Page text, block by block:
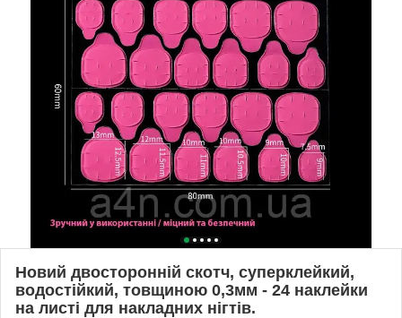
Новий двосторонній скотч, суперклейкий,
водостійкий, товщиною 0,3мм - 24 наклейки
на листі для накладних нігтів.